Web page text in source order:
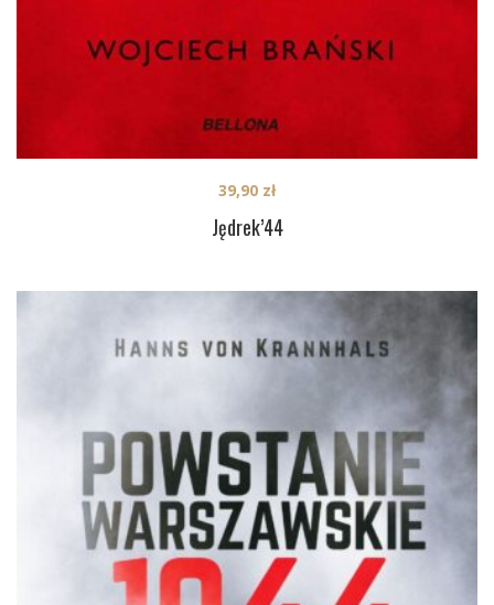
Jędrek’44
39,90 zł